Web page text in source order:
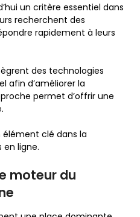
un critère essentiel dans
recherchent des
rapidement à leurs
des technologies
afin d’améliorer la
permet d’offrir une
clé dans la
ligne.
moteur du